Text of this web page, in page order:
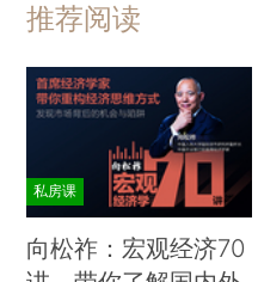
推荐阅读
私房课
向松祚：宏观经济70